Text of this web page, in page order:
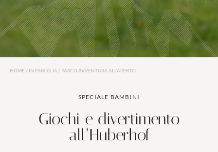
Attività
In famiglia
HOME / IN FAMIGLIA / PARCO AVVENTURA ALL’APERTO
SPECIALE BAMBINI
Giochi e divertimento
all’Huberhof